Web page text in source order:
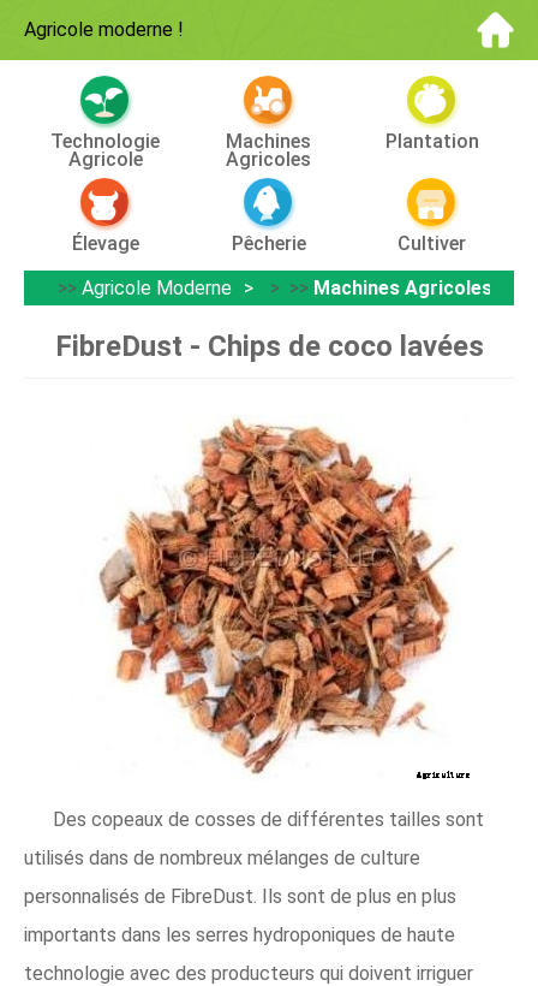
Agricole moderne !
Technologie
Agricole
Machines
Agricoles
Plantation
Élevage Pêcherie
Cultiver
>> Agricole Moderne > >> Machines Agricoles
FibreDust - Chips de coco lavées
Des copeaux de cosses de différentes tailles sont
utilisés dans de nombreux mélanges de culture
personnalisés de FibreDust. Ils sont de plus en plus
importants dans les serres hydroponiques de haute
technologie avec des producteurs qui doivent irriguer